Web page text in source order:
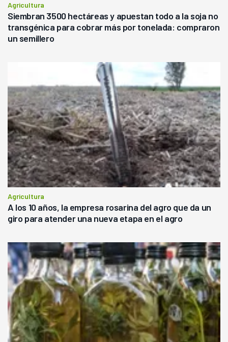
Agricultura
Siembran 3500 hectáreas y apuestan todo a la soja no
transgénica para cobrar más por tonelada: compraron
un semillero
Agricultura
A los 10 años, la empresa rosarina del agro que da un
giro para atender una nueva etapa en el agro